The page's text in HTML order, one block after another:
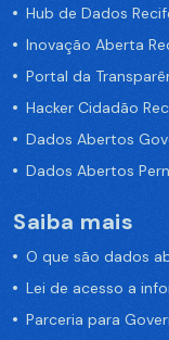
Hub de Dados
Inovação Aberta
Portal da
Hacker Cidadão
Dados Abertos
Dados Abertos
Saiba mais
O que são dados
Lei de acesso a
Parceria para